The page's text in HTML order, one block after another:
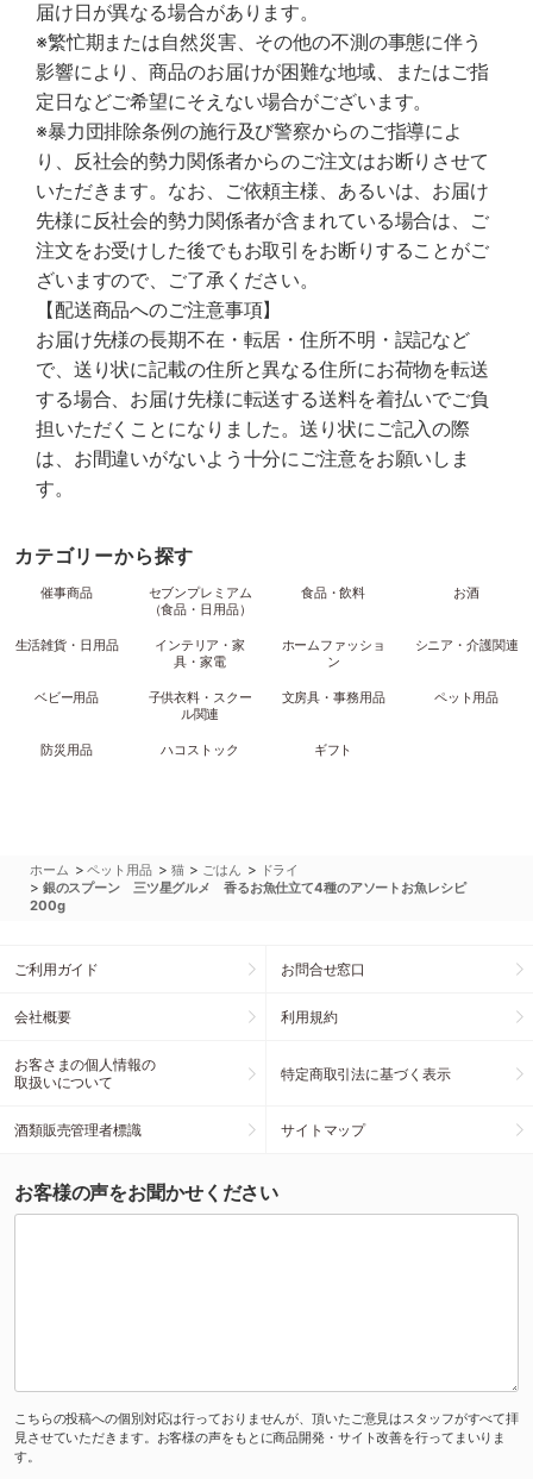
届け日が異なる場合があります。
※繁忙期または自然災害、その他の不測の事態に伴う
影響により、商品のお届けが困難な地域、またはご指
定日などご希望にそえない場合がございます。
※暴力団排除条例の施行及び警察からのご指導によ
り、反社会的勢力関係者からのご注文はお断りさせて
いただきます。なお、ご依頼主様、あるいは、お届け
先様に反社会的勢力関係者が含まれている場合は、ご
注文をお受けした後でもお取引をお断りすることがご
ざいますので、ご了承ください。
【配送商品へのご注意事項】
お届け先様の長期不在・転居・住所不明・誤記など
で、送り状に記載の住所と異なる住所にお荷物を転送
する場合、お届け先様に転送する送料を着払いでご負
担いただくことになりました。送り状にご記入の際
は、お間違いがないよう十分にご注意をお願いしま
す。
カテゴリーから探す
催事商品
セブンプレミアム
（食品・日用品）
食品・飲料 お酒
生活雑貨・日用品
インテリア・家
具・家電
ホームファッショ
ン
シニア・介護関連
ベビー用品
子供衣料・スクー
ル関連
文房具・事務用品 ペット用品
防災用品 ハコストック ギフト
ホーム >ペット用品 > 猫 > ごはん > ドライ
> 銀のスプーン 三ツ星グルメ 香るお魚仕立て4種のアソートお魚レシピ
200g
ご利用ガイド お問合せ窓口
会社概要 利用規約
お客さまの個人情報の
取扱いについて
特定商取引法に基づく表示
酒類販売管理者標識 サイトマップ
お客様の声をお聞かせください
こちらの投稿への個別対応は行っておりませんが、頂いたご意見はスタッフがすべて拝
見させていただきます。お客様の声をもとに商品開発・サイト改善を行ってまいりま
す。